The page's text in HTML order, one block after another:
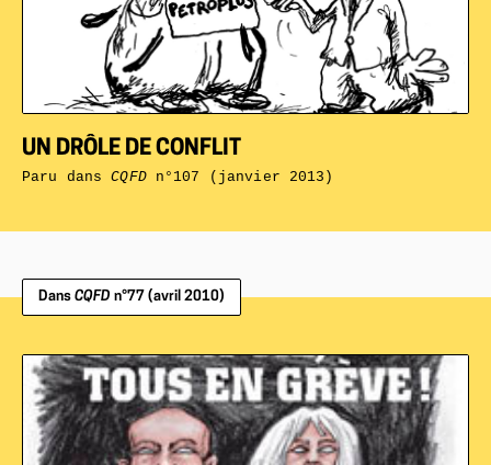
UN DRÔLE DE CONFLIT
Paru dansCQFDn°107 (janvier 2013)
Dans CQFD n°77 (avril 2010)